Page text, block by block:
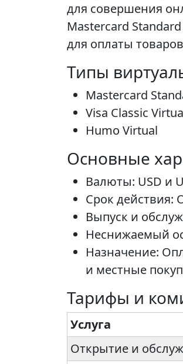
для совершения
Mastercard
для оплаты
Типы
Mastercard
Visa Classic
Humo Virtual
Основные
Валюты: USD и
Срок действия:
Выпуск и
Неснижаемый
Назначение:
и местные
Тарифы и
Услуга
Открытие и